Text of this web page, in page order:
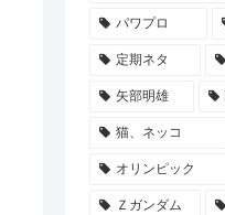
パワプロ
定期ネタ
矢部明雄
猫、ネッコ
オリンピック
Ｚガンダム